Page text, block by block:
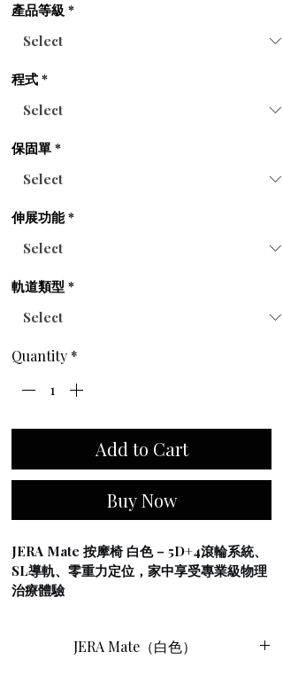
產品等級 *
程式 *
保固單 *
伸展功能 *
軌道類型 *
Quantity *
Add to Cart
Buy Now
JERA Mate 按摩椅 白色 – 5D+4滾輪系統、
SL導軌、零重力定位，家中享受專業級物理
治療體驗
觀，為任何生活空間增添現代精緻的氣息。
JERA Mate（白色）